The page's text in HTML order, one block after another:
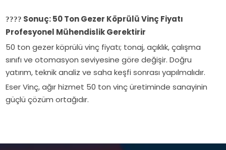
???? Sonuç: 50 Ton Gezer Köprülü Vinç Fiyatı
Profesyonel Mühendislik Gerektirir
50 ton gezer köprülü vinç fiyatı; tonaj, açıklık, çalışma
sınıfı ve otomasyon seviyesine göre değişir. Doğru
yatırım, teknik analiz ve saha keşfi sonrası yapılmalıdır.
Eser Vinç, ağır hizmet 50 ton vinç üretiminde sanayinin
güçlü çözüm ortağıdır.